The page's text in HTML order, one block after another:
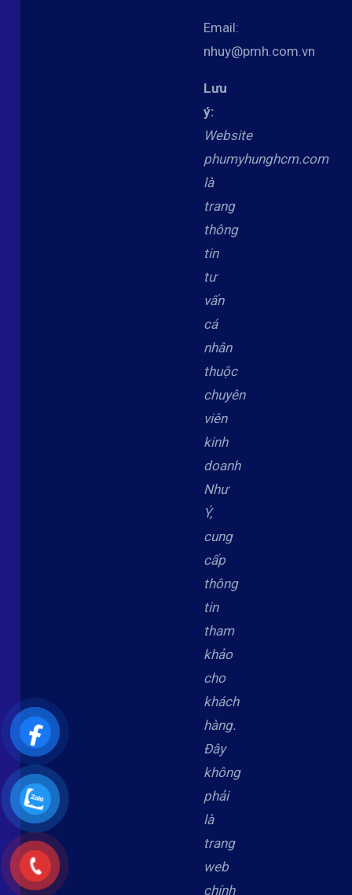
Email:
nhuy@pmh.com.vn
Lưu
ý:
Website
phumyhunghcm.com
là
trang
thông
tin
tư
vấn
cá
nhân
thuộc
chuyên
viên
kinh
doanh
Như
Ý,
cung
cấp
thông
tin
tham
khảo
cho
khách
hàng.
Đây
không
phải
là
trang
web
chính